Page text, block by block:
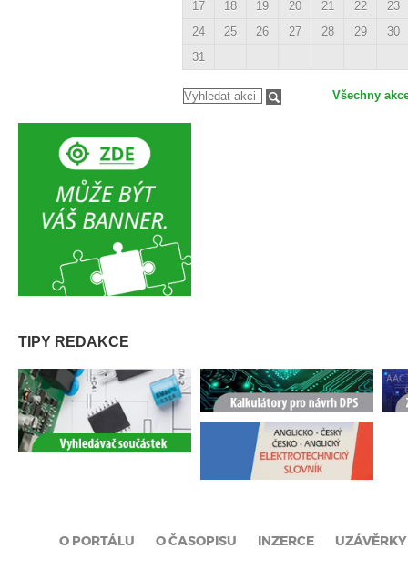
17
18 19 20 21 22
23
24
25 26 27 28 29
30
31
Všechny
TIPY REDAKCE
O PORTÁLU O ČASOPISU INZERCE UZÁVĚRKY